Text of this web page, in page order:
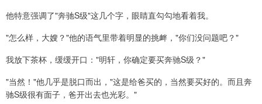
他特意强调了"奔驰S级"这几个字，眼睛直勾勾地看着我。
"怎么样，大嫂？"他的语气里带着明显的挑衅，"你们没问题吧？"
我放下茶杯，缓缓开口："明轩，你确定要买奔驰S级？"
"当然！"他几乎是脱口而出，"这是给爸买的，当然要买好的。而且奔
驰S级很有面子，爸开出去也光彩。"